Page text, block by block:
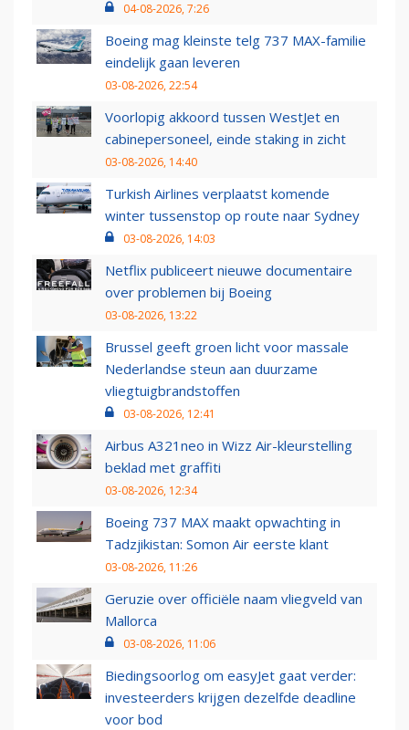
04-08-2026, 7:26
Boeing mag kleinste telg 737 MAX-familie
eindelijk gaan leveren
03-08-2026, 22:54
Voorlopig akkoord tussen WestJet en
cabinepersoneel, einde staking in zicht
03-08-2026, 14:40
Turkish Airlines verplaatst komende
winter tussenstop op route naar Sydney
03-08-2026, 14:03
Netflix publiceert nieuwe documentaire
over problemen bij Boeing
03-08-2026, 13:22
Brussel geeft groen licht voor massale
Nederlandse steun aan duurzame
vliegtuigbrandstoffen
03-08-2026, 12:41
Airbus A321neo in Wizz Air-kleurstelling
beklad met graffiti
03-08-2026, 12:34
Boeing 737 MAX maakt opwachting in
Tadzjikistan: Somon Air eerste klant
03-08-2026, 11:26
Geruzie over officiële naam vliegveld van
Mallorca
03-08-2026, 11:06
Biedingsoorlog om easyJet gaat verder:
investeerders krijgen dezelfde deadline
voor bod